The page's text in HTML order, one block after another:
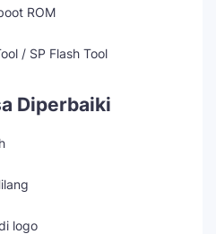
ROM
/ SP Flash Tool
Diperbaiki
logo